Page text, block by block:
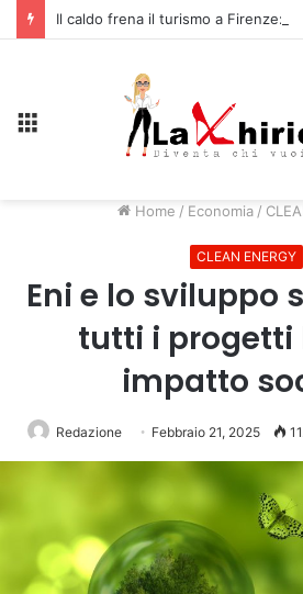
Home / Economia /
CLEAN ENERGY
Eni e lo sviluppo
tutti i progetti
impatto
Redazione Febbraio 21, 2025